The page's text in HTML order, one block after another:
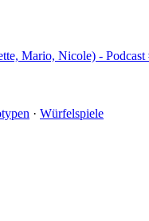
Mario, Nicole) - Podcast
· Würfelspiele